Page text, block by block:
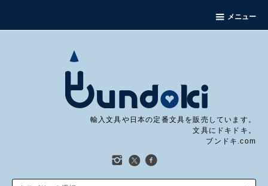
メニュー
輸入文具や日本の定番文具を販売しています。
文具にドキドキ。
ブンドキ.com